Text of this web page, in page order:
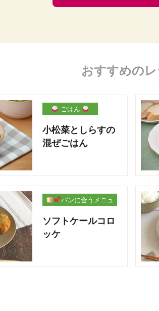
おすすめの
ごはん
小松菜としらすの
混ぜごはん
パンに合うメニュ
ソフトケールコロ
ッケ